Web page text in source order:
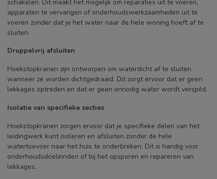
schakelen. Dit maakt het mogelijk om reparaties uit te voeren,
apparaten te vervangen of onderhoudswerkzaamheden uit te
voeren zonder dat je het water naar de hele woning hoeft af te
sluiten.
Druppelvrij afsluiten
Hoekstopkranen zijn ontworpen om waterdicht af te sluiten
wanneer ze worden dichtgedraaid. Dit zorgt ervoor dat er geen
lekkages optreden en dat er geen onnodig water wordt verspild.
Isolatie van specifieke secties
Hoekstopkranen zorgen ervoor dat je specifieke delen van het
leidingwerk kunt isoleren en afsluiten zonder de hele
watertoevoer naar het huis te onderbreken. Dit is handig voor
onderhoudsdoeleinden of bij het opsporen en repareren van
lekkages.